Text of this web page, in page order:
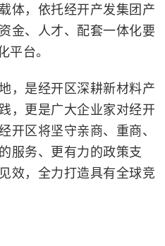
体，依托经开产发集团产
金、人才、配套一体化要
平台。
，是经开区深耕新材料产
，更是广大企业家对经开
区将坚守亲商、重商、
服务、更有力的政策支
效，全力打造具有全球竞